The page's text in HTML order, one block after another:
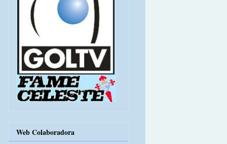
Web Colaboradora